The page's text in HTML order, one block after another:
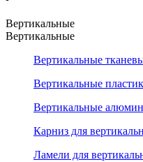
Вертикальные
Вертикальные
Вертикальные
Вертикальные
Вертикальные
Карниз для
Ламели для